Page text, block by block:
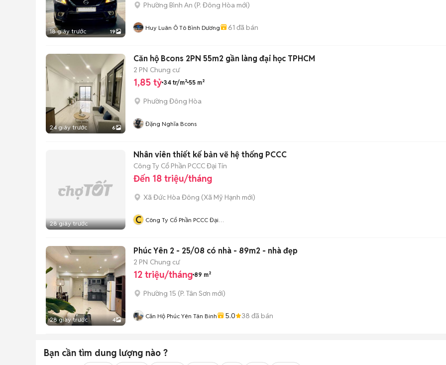
18 giây trước 19
Phường Bình An (P. Đông Hòa mới)
Huy Luân Ô Tô Bình Dương 61 đã bán
24 giây trước 6
Căn hộ Bcons 2PN 55m2 gần làng đại học TPHCM
2 PN Chung cư
1,85 tỷ 34 tr/m² 55 m²
Phường Đông Hòa
Đặng Nghĩa Bcons
28 giây trước
Nhân viên thiết kế bản vẽ hệ thống PCCC
Công Ty Cổ Phần PCCC Đại Tín
Đến 18 triệu/tháng
Xã Đức Hòa Đông (Xã Mỹ Hạnh mới)
C Công Ty Cổ Phần PCCC Đại
28 giây trước 4
Phúc Yên 2 - 25/08 có nhà - 89m2 - nhà đẹp
2 PN Chung cư
12 triệu/tháng 89 m²
Phường 15 (P. Tân Sơn mới)
Căn Hộ Phúc Yên Tân Binh 5.0 38 đã bán
Bạn cần tìm dung lượng nào ?